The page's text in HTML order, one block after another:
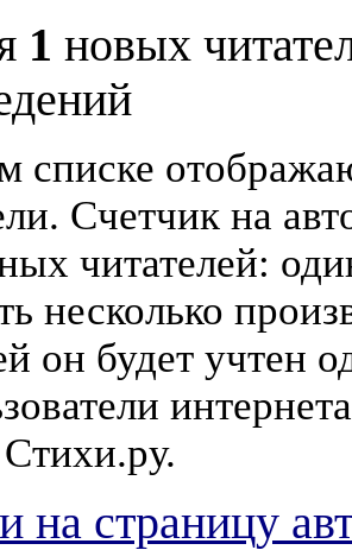
1 новых
списке
Счетчик на
читателей:
несколько
он будет учтен
на страницу